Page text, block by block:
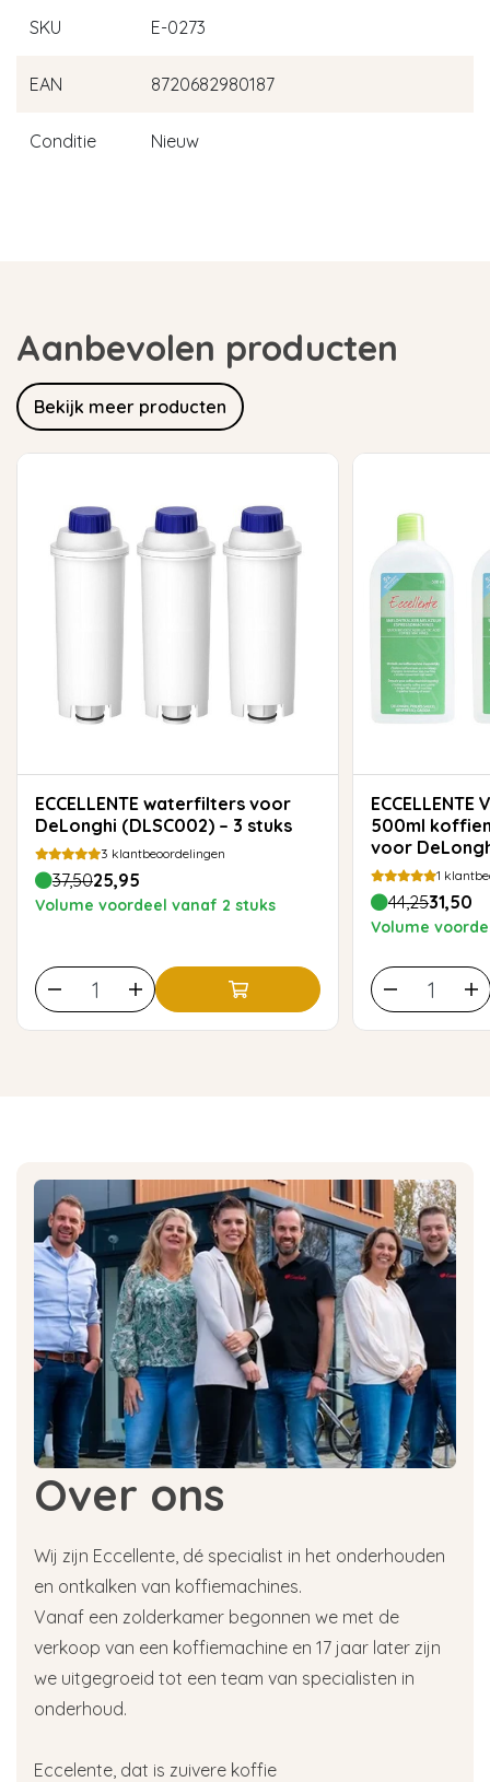
SKU E-0273
EAN 8720682980187
Conditie Nieuw
Aanbevolen producten
Bekijk meer producten
ECCELLENTE waterfilters voor
DeLonghi (DLSC002) – 3 stuks
3 klantbeoordelingen
37,5025,95
Volume voordeel vanaf 2 stuks
ECCELLENTE Voordeelset van 3x
500ml
voor
1
44,2531,50
Volume
Over ons
Wij zijn Eccellente, dé specialist in het onderhouden
en ontkalken van koffiemachines.
Vanaf een zolderkamer begonnen we met de
verkoop van een koffiemachine en 17 jaar later zijn
we uitgegroeid tot een team van specialisten in
onderhoud.
Eccelente, dat is zuivere koffie